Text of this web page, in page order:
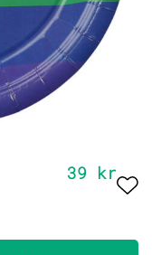
39 kr